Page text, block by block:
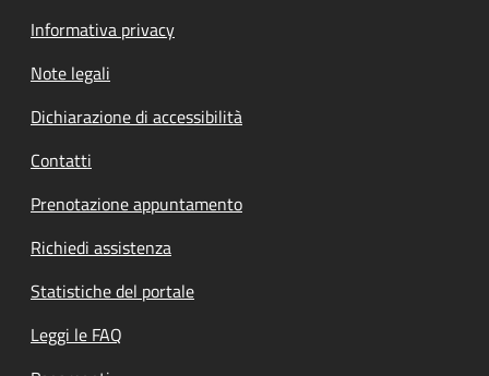
Informativa privacy
Note legali
Dichiarazione di accessibilità
Contatti
Prenotazione appuntamento
Richiedi assistenza
Statistiche del portale
Leggi le FAQ